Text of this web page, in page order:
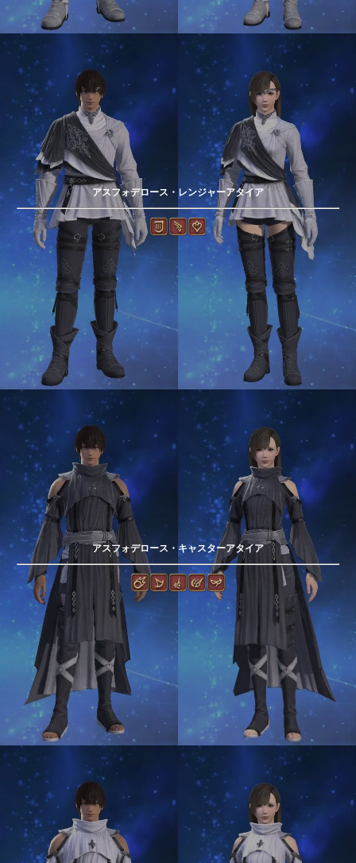
アスフォデロース・レンジャーアタイア
アスフォデロース・キャスターアタイア